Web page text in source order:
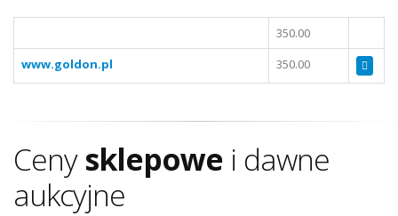
350.00
www.goldon.pl
350.00
Cenysklepowe i dawne
aukcyjne